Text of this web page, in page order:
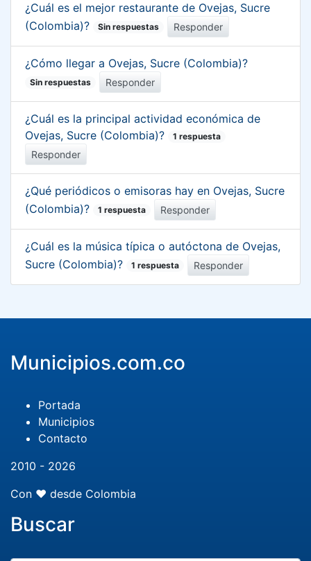
¿Cuál es el mejor restaurante de Ovejas, Sucre
(Colombia)?
Sin respuestas Responder
¿Cómo llegar a Ovejas, Sucre (Colombia)?
Sin respuestas Responder
¿Cuál es la principal actividad económica de
Ovejas, Sucre (Colombia)?
1 respuesta
Responder
¿Qué periódicos o emisoras hay en Ovejas, Sucre
(Colombia)?
1 respuesta Responder
¿Cuál es la música típica o autóctona de Ovejas,
Sucre (Colombia)?
1 respuesta Responder
Municipios.com.co
Portada
Municipios
Contacto
2010 - 2026
Con ❤️ desde Colombia
Buscar